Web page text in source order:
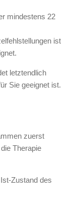
mindestens 22
ist
letztendlich
Sie geeignet ist.
zuerst
Therapie
Zustand des